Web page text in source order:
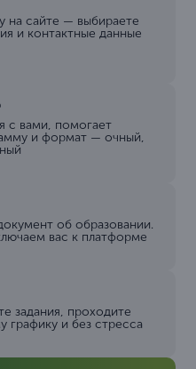
на сайте — выбираете
и контактные данные
с вами, помогает
и формат — очный,
об образовании.
вас к платформе
задания, проходите
графику и без стресса